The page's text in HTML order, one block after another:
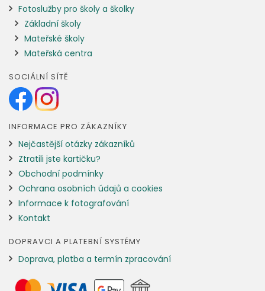
Fotoslužby pro školy a školky
Základní školy
Mateřské školy
Mateřská centra
SOCIÁLNÍ SÍTĚ
INFORMACE PRO ZÁKAZNÍKY
Nejčastější otázky zákazníků
Ztratili jste kartičku?
Obchodní podmínky
Ochrana osobních údajů a cookies
Informace k fotografování
Kontakt
DOPRAVCI A PLATEBNÍ SYSTÉMY
Doprava, platba a termín zpracování